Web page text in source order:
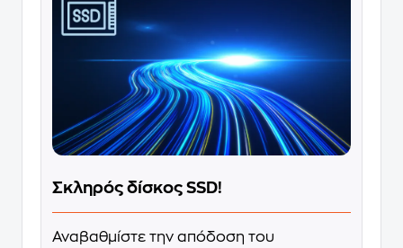
Σκληρός δίσκος SSD!
Αναβαθμίστε την απόδοση του